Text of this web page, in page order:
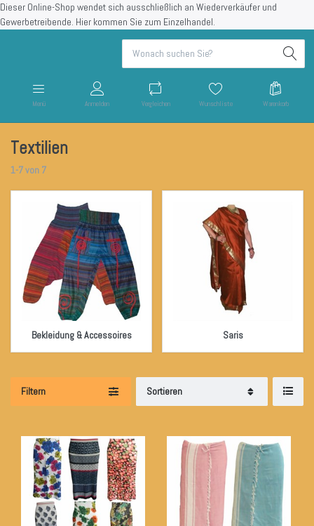
Dieser Online-Shop wendet sich ausschließlich an Wiederverkäufer und
Gewerbetreibende. Hier kommen Sie zum Einzelhandel.
Menü Anmelden Vergleichen Wunschliste Warenkorb
Textilien
1-7von 7
Bekleidung & Accessoires Saris
Filtern Sortieren